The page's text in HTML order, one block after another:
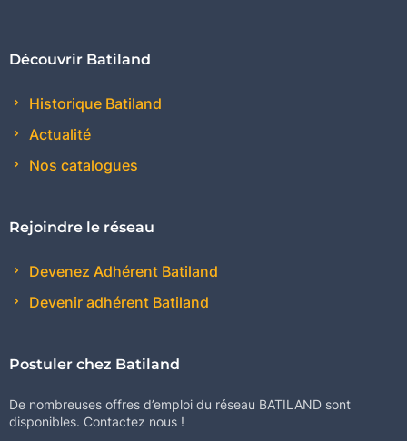
Découvrir Batiland
Historique Batiland
Actualité
Nos catalogues
Rejoindre le réseau
Devenez Adhérent Batiland
Devenir adhérent Batiland
Postuler chez Batiland
De nombreuses offres d’emploi du réseau BATILAND sont
disponibles. Contactez nous !